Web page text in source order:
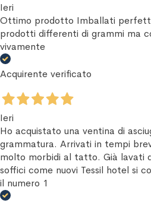
Ieri
Ottimo prodotto Imballati
prodotti differenti di grammi ma
vivamente
Acquirente verificato
Ieri
Ho acquistato una ventina di
grammatura. Arrivati in tempi
molto morbidi al tatto. Già lavati
soffici come nuovi Tessil hotel si
il numero 1